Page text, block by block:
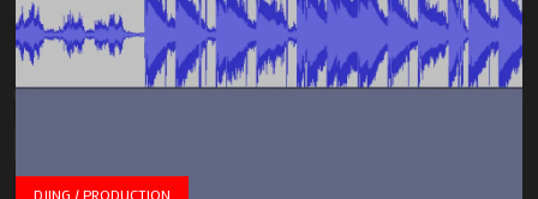
DJING / PRODUCTION